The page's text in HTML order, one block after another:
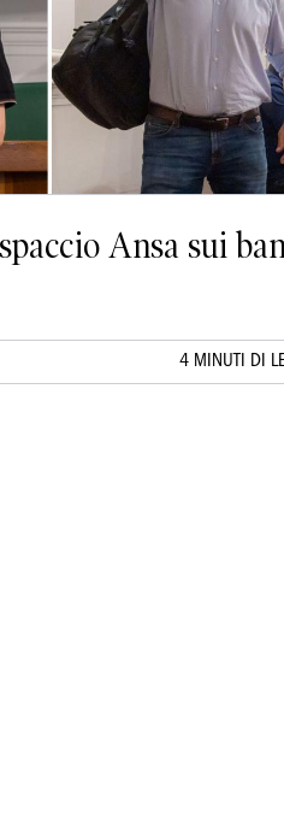
Ansa sui
4 MINUTI DI